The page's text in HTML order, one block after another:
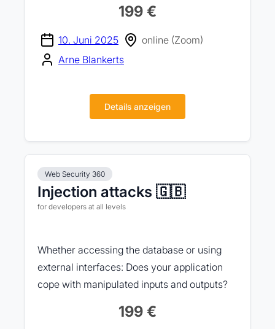
199 €
10. Juni 2025
online (Zoom)
Arne Blankerts
Details anzeigen
Web Security 360
Injection attacks 🇬🇧
for developers at all levels
Whether accessing the database or using
external interfaces: Does your application
cope with manipulated inputs and outputs?
199 €